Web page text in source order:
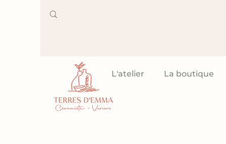
L'atelier La boutique